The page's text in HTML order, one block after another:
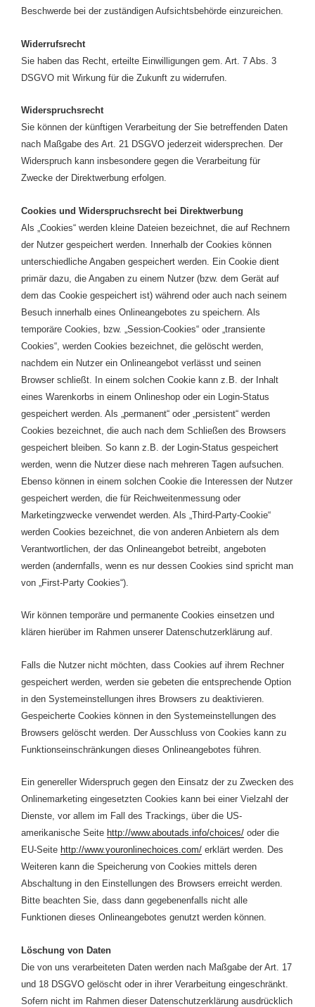
Beschwerde bei der zuständigen Aufsichtsbehörde einzureichen.
Widerrufsrecht
Sie haben das Recht, erteilte Einwilligungen gem. Art. 7 Abs. 3
DSGVO mit Wirkung für die Zukunft zu widerrufen.
Widerspruchsrecht
Sie können der künftigen Verarbeitung der Sie betreffenden Daten
nach Maßgabe des Art. 21 DSGVO jederzeit widersprechen. Der
Widerspruch kann insbesondere gegen die Verarbeitung für
Zwecke der Direktwerbung erfolgen.
Cookies und Widerspruchsrecht bei Direktwerbung
Als „Cookies“ werden kleine Dateien bezeichnet, die auf Rechnern
der Nutzer gespeichert werden. Innerhalb der Cookies können
unterschiedliche Angaben gespeichert werden. Ein Cookie dient
primär dazu, die Angaben zu einem Nutzer (bzw. dem Gerät auf
dem das Cookie gespeichert ist) während oder auch nach seinem
Besuch innerhalb eines Onlineangebotes zu speichern. Als
temporäre Cookies, bzw. „Session-Cookies“ oder „transiente
Cookies“, werden Cookies bezeichnet, die gelöscht werden,
nachdem ein Nutzer ein Onlineangebot verlässt und seinen
Browser schließt. In einem solchen Cookie kann z.B. der Inhalt
eines Warenkorbs in einem Onlineshop oder ein Login-Status
gespeichert werden. Als „permanent“ oder „persistent“ werden
Cookies bezeichnet, die auch nach dem Schließen des Browsers
gespeichert bleiben. So kann z.B. der Login-Status gespeichert
werden, wenn die Nutzer diese nach mehreren Tagen aufsuchen.
Ebenso können in einem solchen Cookie die Interessen der Nutzer
gespeichert werden, die für Reichweitenmessung oder
Marketingzwecke verwendet werden. Als „Third-Party-Cookie“
werden Cookies bezeichnet, die von anderen Anbietern als dem
Verantwortlichen, der das Onlineangebot betreibt, angeboten
werden (andernfalls, wenn es nur dessen Cookies sind spricht man
von „First-Party Cookies“).
Wir können temporäre und permanente Cookies einsetzen und
klären hierüber im Rahmen unserer Datenschutzerklärung auf.
Falls die Nutzer nicht möchten, dass Cookies auf ihrem Rechner
gespeichert werden, werden sie gebeten die entsprechende Option
in den Systemeinstellungen ihres Browsers zu deaktivieren.
Gespeicherte Cookies können in den Systemeinstellungen des
Browsers gelöscht werden. Der Ausschluss von Cookies kann zu
Funktionseinschränkungen dieses Onlineangebotes führen.
Ein genereller Widerspruch gegen den Einsatz der zu Zwecken des
Onlinemarketing eingesetzten Cookies kann bei einer Vielzahl der
Dienste, vor allem im Fall des Trackings, über die US-
amerikanische Seite http://www.aboutads.info/choices/ oder die
EU-Seite http://www.youronlinechoices.com/ erklärt werden. Des
Weiteren kann die Speicherung von Cookies mittels deren
Abschaltung in den Einstellungen des Browsers erreicht werden.
Bitte beachten Sie, dass dann gegebenenfalls nicht alle
Funktionen dieses Onlineangebotes genutzt werden können.
Löschung von Daten
Die von uns verarbeiteten Daten werden nach Maßgabe der Art. 17
und 18 DSGVO gelöscht oder in ihrer Verarbeitung eingeschränkt.
Sofern nicht im Rahmen dieser Datenschutzerklärung ausdrücklich